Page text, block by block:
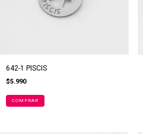
642-1 PISCIS
$5.990